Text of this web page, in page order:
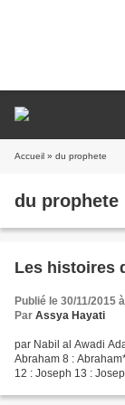
Accueil » du prophete
du prophete
Les histoires
Publié le 30/11/2015
Par Assya Hayati
par Nabil al Awadi
Abraham 8 :
12 : Joseph 13 :